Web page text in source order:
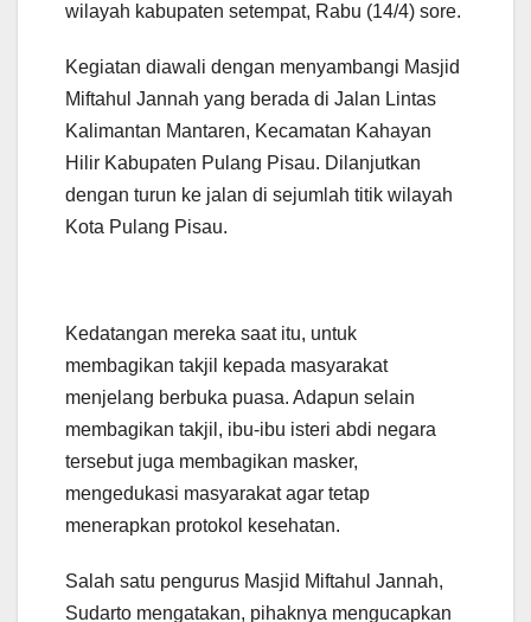
wilayah kabupaten setempat, Rabu (14/4) sore.
Kegiatan diawali dengan menyambangi Masjid
Miftahul Jannah yang berada di Jalan Lintas
Kalimantan Mantaren, Kecamatan Kahayan
Hilir Kabupaten Pulang Pisau. Dilanjutkan
dengan turun ke jalan di sejumlah titik wilayah
Kota Pulang Pisau.
Kedatangan mereka saat itu, untuk
membagikan takjil kepada masyarakat
menjelang berbuka puasa. Adapun selain
membagikan takjil, ibu-ibu isteri abdi negara
tersebut juga membagikan masker,
mengedukasi masyarakat agar tetap
menerapkan protokol kesehatan.
Salah satu pengurus Masjid Miftahul Jannah,
Sudarto mengatakan, pihaknya mengucapkan